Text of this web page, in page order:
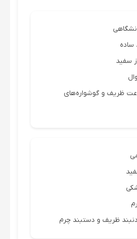
سفید
ظریف و گوشواره‌های
ظریف و دستبند چرم